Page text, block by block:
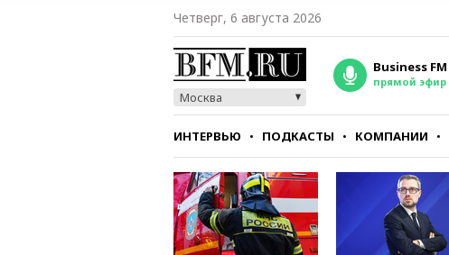
Четверг, 6 августа 2026
Москва
Business FM
прямой эфир
ИНТЕРВЬЮ ПОДКАСТЫ КОМПАНИИ
СТИЛЬ ТЕСТЫ